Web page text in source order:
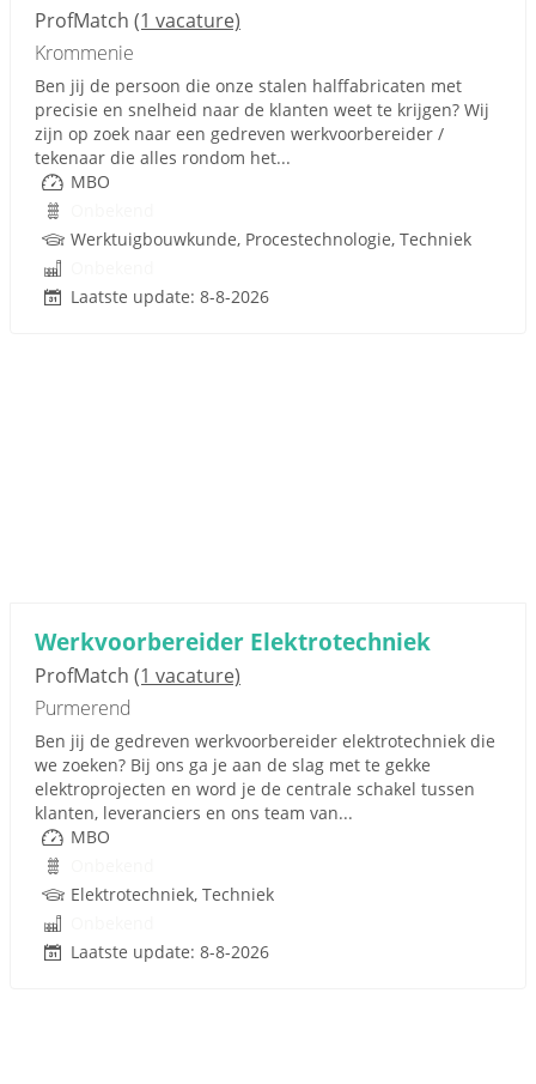
ProfMatch (1 vacature)
Krommenie
Ben jij de persoon die onze stalen halffabricaten met
precisie en snelheid naar de klanten weet te krijgen? Wij
zijn op zoek naar een gedreven werkvoorbereider /
tekenaar die alles rondom het...
MBO
Werktuigbouwkunde, Procestechnologie, Techniek
Laatste update: 8-8-2026
Werkvoorbereider Elektrotechniek
ProfMatch (1 vacature)
Purmerend
Ben jij de gedreven werkvoorbereider elektrotechniek die
we zoeken? Bij ons ga je aan de slag met te gekke
elektroprojecten en word je de centrale schakel tussen
klanten, leveranciers en ons team van...
MBO
Elektrotechniek, Techniek
Laatste update: 8-8-2026